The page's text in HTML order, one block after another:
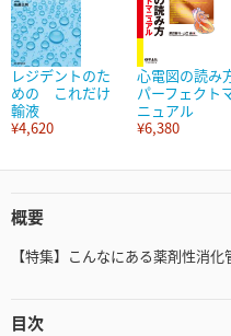
レジデントのた
めの これだけ
輸液
¥4,620
心電図の読み
パーフェクト
ニュアル
¥6,380
概要
【特集】こんなにある薬剤性消化
目次